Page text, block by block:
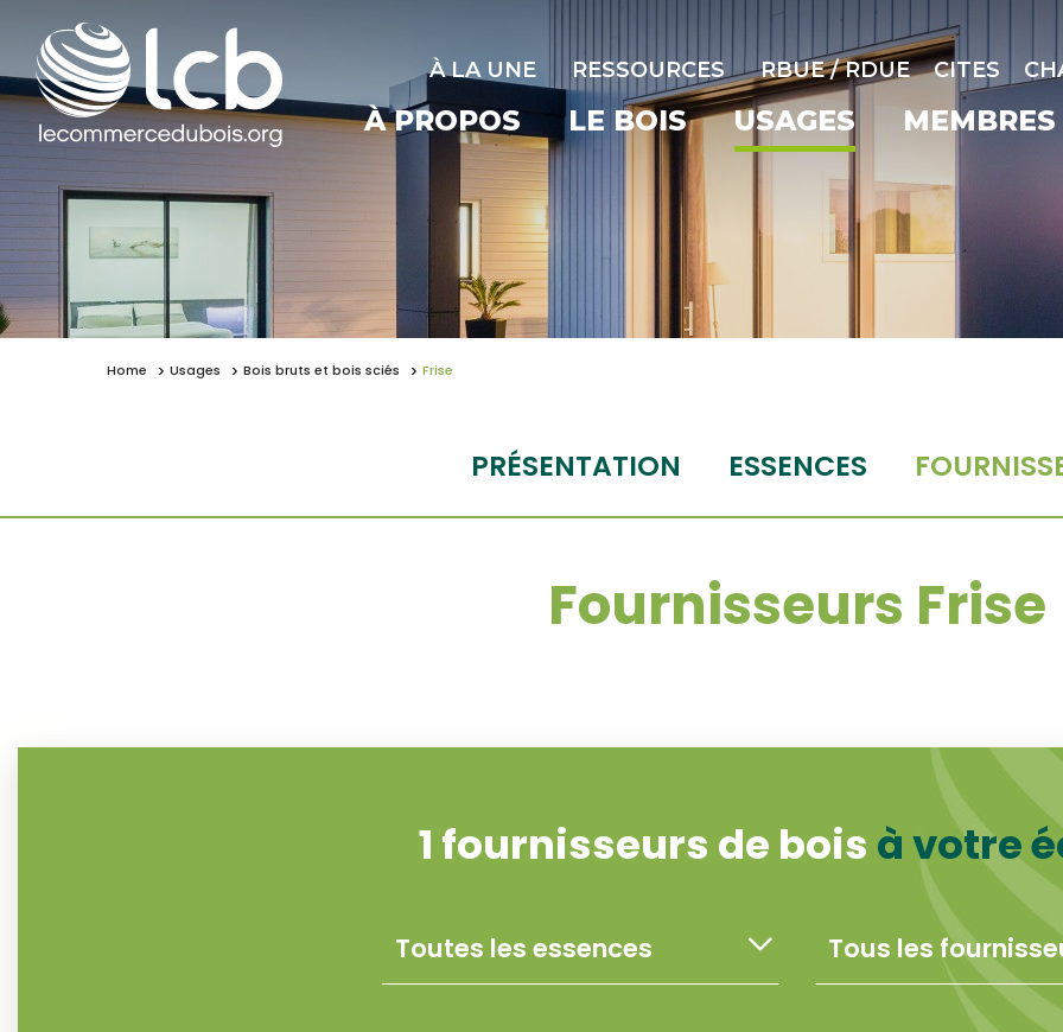
À LA UNE RESSOURCES RBUE / RDUE CITES
À PROPOS LE BOIS USAGES MEMBRES
Home Usages Bois bruts et bois sciés Frise
PRÉSENTATION ESSENCES
Fournisseurs Frise
1 fournisseurs de bois à votre